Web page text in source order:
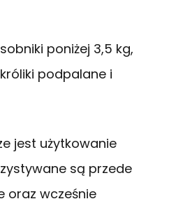
poniżej 3,5 kg,
podpalane i
jest użytkowanie
są przede
oraz wcześnie